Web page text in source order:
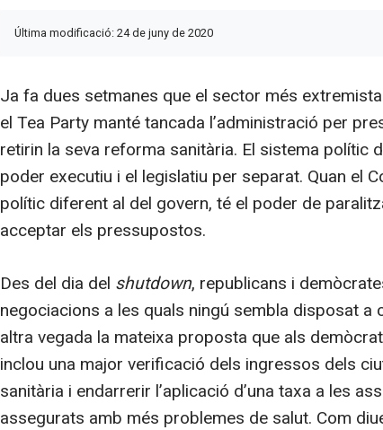
Última modificació: 24 de juny de 2020
Ja fa dues setmanes que el sector més
el Tea Party manté tancada l’administració per
retirin la seva reforma sanitària. El sistema polític
poder executiu i el legislatiu per separat. Quan el
polític diferent al del govern, té el poder de
acceptar els pressupostos.
Des del dia del shutdown, republicans i
negociacions a les quals ningú sembla disposat a
altra vegada la mateixa proposta que als
inclou una major verificació dels ingressos dels
sanitària i endarrerir l’aplicació d’una taxa a les
assegurats amb més problemes de salut. Com